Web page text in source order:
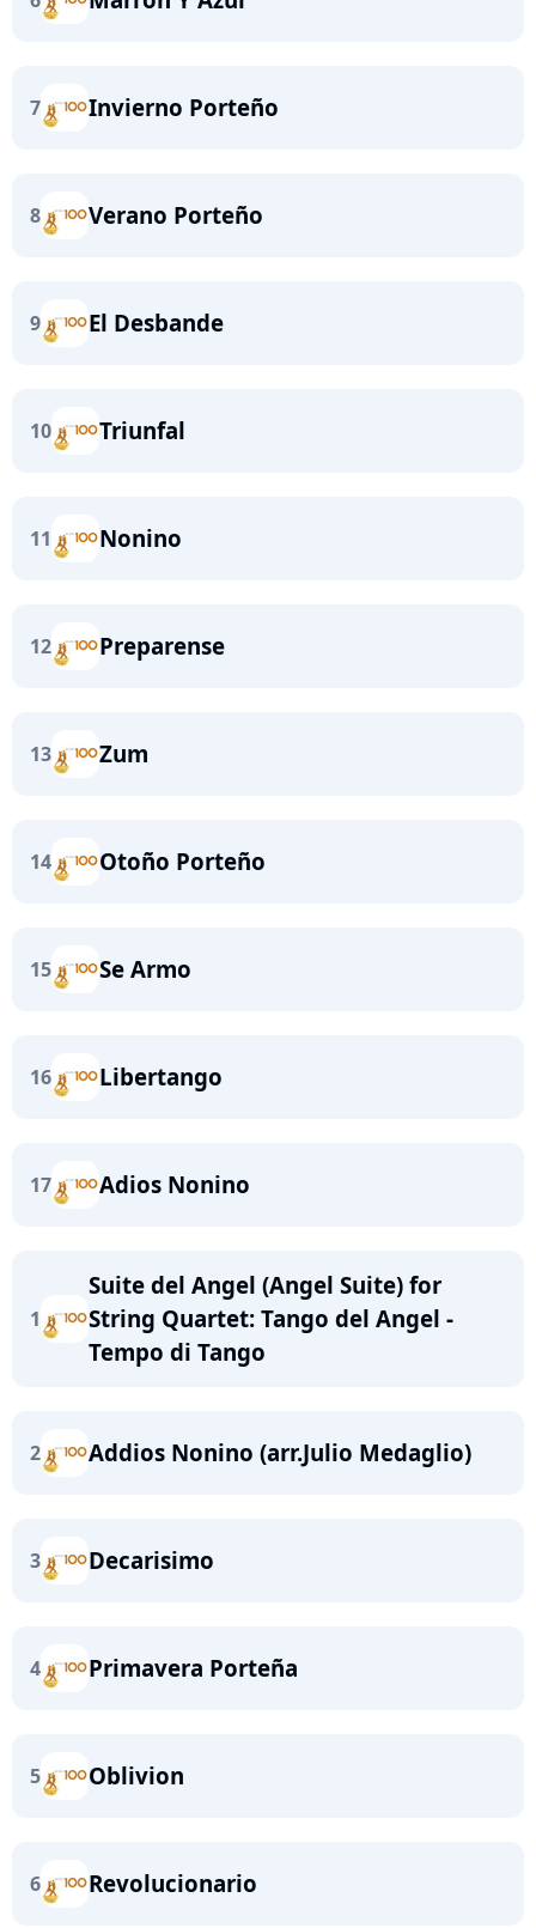
7 Invierno Porteño
8 Verano Porteño
9 El Desbande
10 Triunfal
11 Nonino
12 Preparense
13 Zum
14 Otoño Porteño
15 Se Armo
16 Libertango
17 Adios Nonino
1
Suite del Angel (Angel Suite) for
String Quartet: Tango del Angel -
Tempo di Tango
2 Addios Nonino (arr.Julio Medaglio)
3 Decarisimo
4 Primavera Porteña
5 Oblivion
6 Revolucionario